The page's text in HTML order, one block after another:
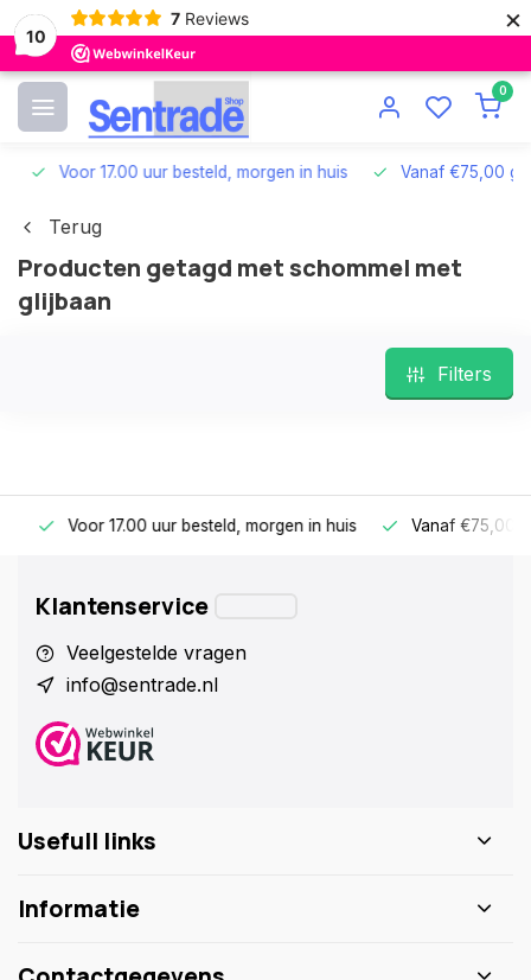
10
7 Reviews ×
0
Voor 17.00 uur besteld, morgen in huis Vanaf €75,00
Terug
Producten getagd met schommel met
glijbaan
Filters
Voor 17.00 uur besteld, morgen in huis Vanaf €75,00
Klantenservice
Veelgestelde vragen
info@sentrade.nl
Usefull links
Informatie